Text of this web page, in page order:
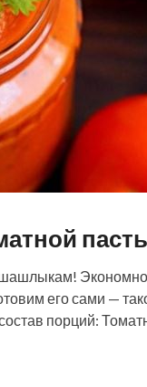
его сами —
порций: